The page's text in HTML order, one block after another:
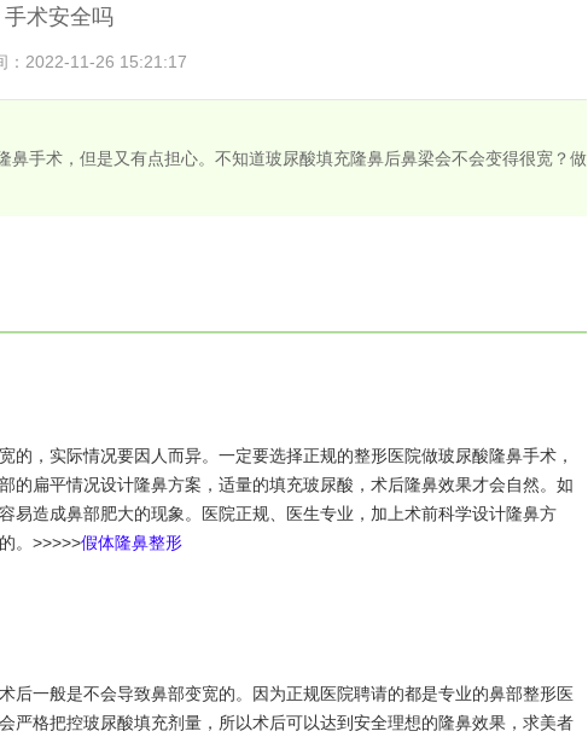
术安全吗
：2022-11-26 15:21:17
鼻手术，但是又有点担心。不知道玻尿酸填充隆鼻后鼻梁会不会变得很宽？做
，实际情况要因人而异。一定要选择正规的整形医院做玻尿酸隆鼻手术，
的扁平情况设计隆鼻方案，适量的填充玻尿酸，术后隆鼻效果才会自然。如
易造成鼻部肥大的现象。医院正规、医生专业，加上术前科学设计隆鼻方
。>>>>>假体隆鼻整形
一般是不会导致鼻部变宽的。因为正规医院聘请的都是专业的鼻部整形医
严格把控玻尿酸填充剂量，所以术后可以达到安全理想的隆鼻效果，求美者